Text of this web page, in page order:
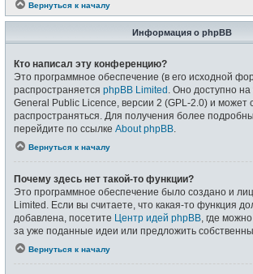
Вернуться к началу
Информация о phpBB
Кто написал эту конференцию?
Это программное обеспечение (в его исходной
распространяется phpBB Limited . Оно доступно
General Public Licence, версии 2 (GPL-2.0) и может
распространяться. Для получения более
перейдите по ссылке About phpBB
Вернуться к началу
Почему здесь нет такой-то функции?
Это программное обеспечение было создано и
Limited. Если вы считаете, что какая-то функция
добавлена, посетите Центр идей phpBB , где
за уже поданные идеи или предложить
Вернуться к началу